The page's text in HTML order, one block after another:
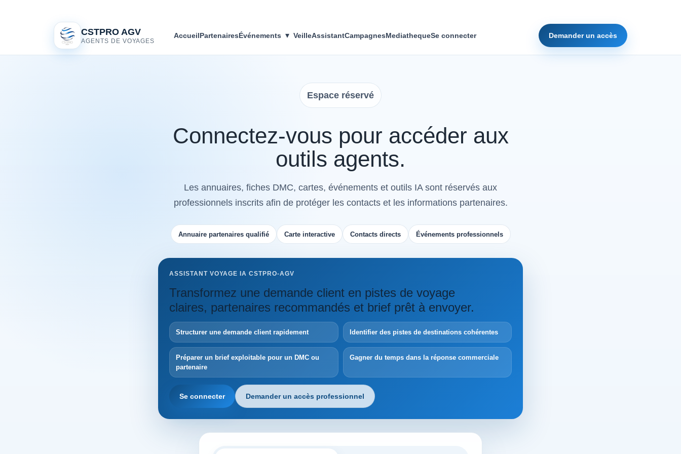
CSTPRO AGV
AGENTS DE VOYAGES
AccueilPartenairesÉvénements ▾ VeilleAssistantCampagnesMediathequeSe connecter Demander un accès
Espace réservé
Connectez-vous pour accéder aux
outils agents.
Les annuaires, fiches DMC, cartes, événements et outils IA sont réservés aux
professionnels inscrits afin de protéger les contacts et les informations partenaires.
Annuaire partenaires qualifié Carte interactive Contacts directs Événements professionnels
ASSISTANT VOYAGE IA CSTPRO-AGV
Transformez une demande client en pistes de voyage
claires, partenaires recommandés et brief prêt à envoyer.
Structurer une demande client rapidement Identifier des pistes de destinations cohérentes
Préparer un brief exploitable pour un DMC ou
partenaire
Gagner du temps dans la réponse commerciale
Se connecter Demander un accès professionnel